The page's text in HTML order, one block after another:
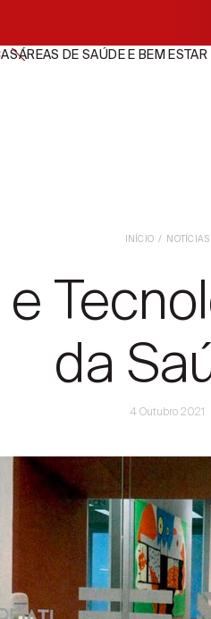
ÁREAS DE SAÚDE E BEM ESTAR
INÍCIO NOTÍCIAS
da
4 Outubro 2021